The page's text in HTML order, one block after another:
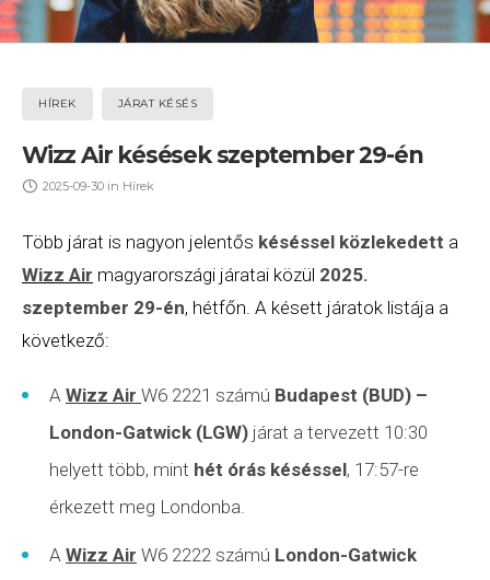
HÍREK JÁRAT KÉSÉS
Wizz Air késések szeptember 29-én
2025-09-30 in Hírek
Több járat is nagyon jelentős késéssel közlekedett a
Wizz Air magyarországi járatai közül 2025.
szeptember 29-én, hétfőn. A késett járatok listája a
következő:
A Wizz Air W6 2221 számú Budapest (BUD) –
London-Gatwick (LGW) járat a tervezett 10:30
helyett több, mint hét órás késéssel, 17:57-re
érkezett meg Londonba.
A Wizz Air W6 2222 számú London-Gatwick